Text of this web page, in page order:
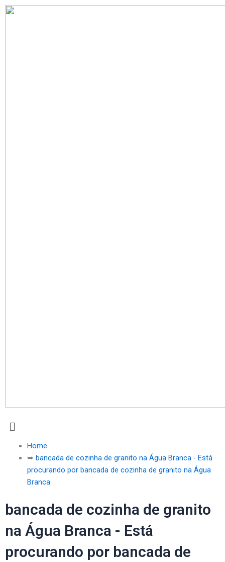
Menu
Home
➥ bancada de cozinha de granito na Água Branca - Está
procurando por bancada de cozinha de granito na Água
Branca
bancada de cozinha de granito
na Água Branca - Está
procurando por bancada de